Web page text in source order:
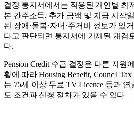
결정 통지서에서는 적용된 개인별 최
본 간주소득, 추가 금액 및 지급 시작
된 장애·돌봄·자녀·주거비 정보가 있
다고 판단되면 통지서에 기재된 재검
다.
Pension Credit 수급 결정은 다른 지원
황에 따라 Housing Benefit, Council
는 75세 이상 무료 TV Licence 등과
도 조건과 신청 절차가 있을 수 있다.